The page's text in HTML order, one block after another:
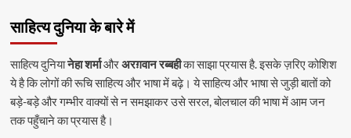
साहित्य दुनिया के बारे में
साहित्य दुनियानेहा शर्माऔरअरग़वान रब्बहीका साझा प्रयास है. इसके ज़रिए कोशिश
ये है कि लोगों की रूचि साहित्य और भाषा में बढ़े। ये साहित्य और भाषा से जुड़ी बातों को
बड़े-बड़े और गम्भीर वाक्यों से न समझाकर उसे सरल, बोलचाल की भाषा में आम जन
तक पहुँचाने का प्रयास है।